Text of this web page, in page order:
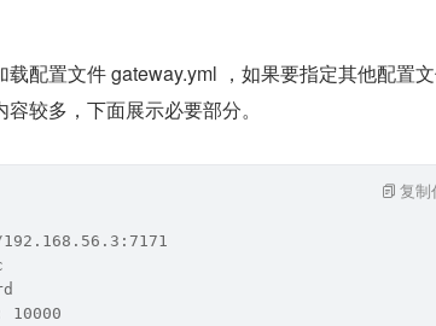
载配置文件 gateway.yml ，如果要指定其他配置
较多，下面展示必要部分。
10000
复制